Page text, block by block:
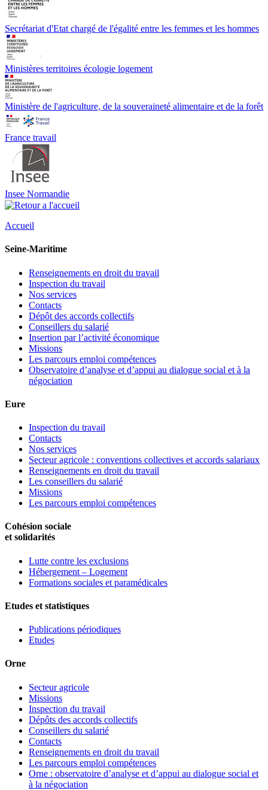
Secrétariat d'Etat chargé de l'égalité entre les femmes et les hommes
Ministères territoires écologie logement
Ministère de l'agriculture, de la souveraineté alimentaire et de la forêt
France travail
Insee Normandie
Accueil
Seine-Maritime
Renseignements en droit du travail
Inspection du travail
Nos services
Contacts
Dépôt des accords collectifs
Conseillers du salarié
Insertion par l’activité économique
Missions
Les parcours emploi compétences
Observatoire d’analyse et d’appui au dialogue social et à la
négociation
Eure
Inspection du travail
Contacts
Nos services
Secteur agricole : conventions collectives et accords salariaux
Renseignements en droit du travail
Les conseillers du salarié
Missions
Les parcours emploi compétences
Cohésion sociale
et solidarités
Lutte contre les exclusions
Hébergement – Logement
Formations sociales et paramédicales
Etudes et statistiques
Publications périodiques
Etudes
Orne
Secteur agricole
Missions
Inspection du travail
Dépôts des accords collectifs
Conseillers du salarié
Contacts
Renseignements en droit du travail
Les parcours emploi compétences
Orne : observatoire d’analyse et d’appui au dialogue social et
à la négociation